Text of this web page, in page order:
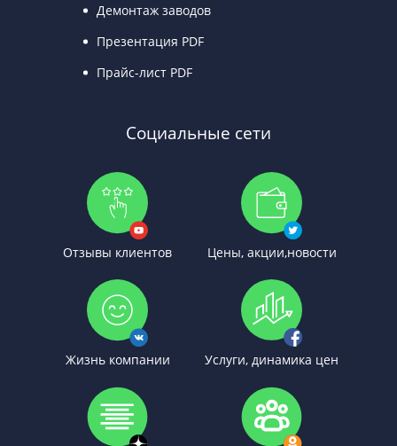
Демонтаж заводов
Презентация PDF
Прайс-лист PDF
Социальные сети
Отзывы клиентов Цены, акции,новости
Жизнь компании Услуги, динамика цен